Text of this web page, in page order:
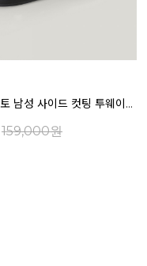
마쯔 by 엘칸토 여성 소프트 셔링 경량 컴포트 샌들 3.5cm LCWW12M626
159,000원